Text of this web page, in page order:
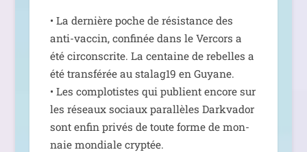
• La der­nière poche de résis­tance des
anti-vac­cin, confi­née dans le Vercors a
été cir­cons­crite. La cen­taine de rebelles a
été trans­fé­rée au stalag19 en Guyane.
• Les com­plo­tistes qui publient encore sur
les réseaux sociaux paral­lèles Darkvador
sont enfin pri­vés de toute forme de mon­
naie mon­diale cryp­tée.